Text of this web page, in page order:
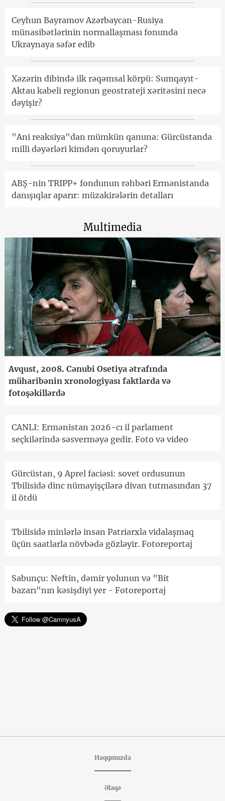
Ceyhun Bayramov Azərbaycan-Rusiya
münasibətlərinin normallaşması fonunda
Ukraynaya səfər edib
Xəzərin dibində ilk rəqəmsal körpü: Sumqayıt-
Aktau kabeli regionun geostrateji xəritəsini necə
dəyişir?
"Ani reaksiya"dan mümkün qanuna: Gürcüstanda
milli dəyərləri kimdən qoruyurlar?
ABŞ-nin TRIPP+ fondunun rəhbəri Ermənistanda
danışıqlar aparır: müzakirələrin detalları
Multimedia
Avqust, 2008. Cənubi Osetiya ətrafında
müharibənin xronologiyası faktlarda və
fotoşəkillərdə
CANLI: Ermənistan 2026-cı il parlament
seçkilərində səsverməyə gedir. Foto və video
Gürcüstan, 9 Aprel faciəsi: sovet ordusunun
Tbilisidə dinc nümayişçilərə divan tutmasından 37
il ötdü
Tbilisidə minlərlə insan Patriarxla vidalaşmaq
üçün saatlarla növbədə gözləyir. Fotoreportaj
Sabunçu: Neftin, dəmir yolunun və "Bit
bazarı"nın kəsişdiyi yer - Fotoreportaj
Haqqımızda
Əlaqə